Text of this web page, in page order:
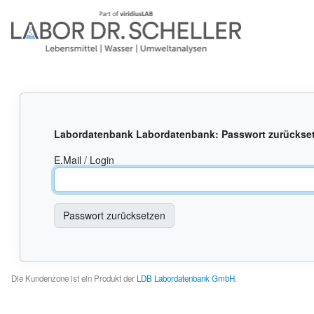
Labordatenbank Labordatenbank: Passwort
E.Mail / Login
Die Kundenzone ist ein Produkt der LDB Labordatenbank GmbH.